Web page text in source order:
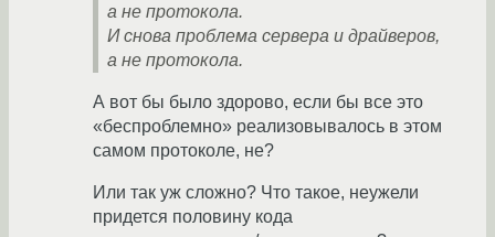
а не протокола.
И снова проблема сервера и драйверов,
а не протокола.
А вот бы было здорово, если бы все это
«беспроблемно» реализовывалось в этом
самом протоколе, не?
Или так уж сложно? Что такое, неужели
придется половину кода